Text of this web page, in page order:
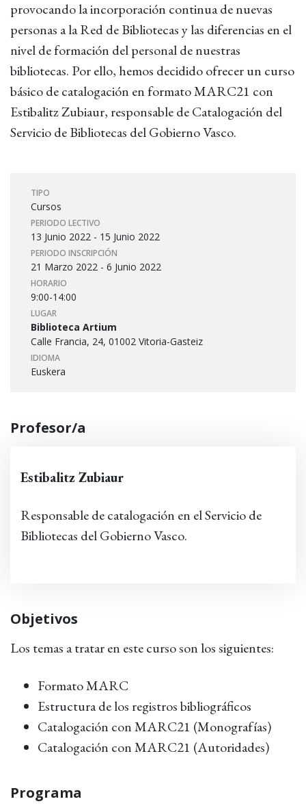
provocando la incorporación continua de nuevas
personas a la Red de Bibliotecas y las diferencias en el
nivel de formación del personal de nuestras
bibliotecas. Por ello, hemos decidido ofrecer un curso
básico de catalogación en formato MARC21 con
Estibalitz Zubiaur, responsable de Catalogación del
Servicio de Bibliotecas del Gobierno Vasco.
TIPO
Cursos
PERIODO LECTIVO
13 Junio 2022 - 15 Junio 2022
PERIODO INSCRIPCIÓN
21 Marzo 2022 - 6 Junio 2022
HORARIO
9:00-14:00
LUGAR
Biblioteca Artium
Calle Francia, 24, 01002 Vitoria-Gasteiz
IDIOMA
Euskera
Profesor/a
Estibalitz Zubiaur
Responsable de catalogación en el Servicio de
Bibliotecas del Gobierno Vasco.
Objetivos
Los temas a tratar en este curso son los siguientes:
Formato MARC
Estructura de los registros bibliográficos
Catalogación con MARC21 (Monografías)
Catalogación con MARC21 (Autoridades)
Programa